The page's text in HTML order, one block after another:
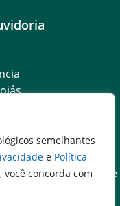
semelhantes
e Política
concorda com
ao Cidadão
ao Cidadão
Sociais de Saúde